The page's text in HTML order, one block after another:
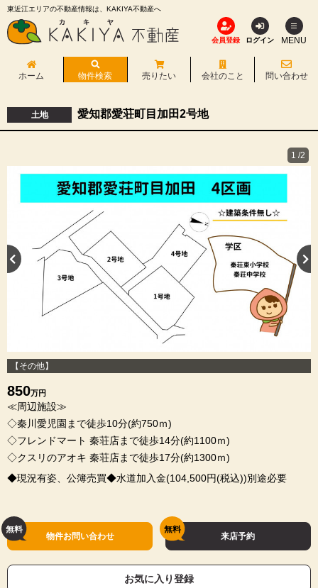
東近江エリアの不動産情報は、KAKIYA不動産へ
会員登録 ログイン MENU
ホーム 物件検索 売りたい 会社のこと 問い合わせ
土地 愛知郡愛荘町目加田2号地
1 /2
【その他】
850万円
≪周辺施設≫
◇秦川愛児園まで徒歩10分(約750ｍ)
◇フレンドマート 秦荘店まで徒歩14分(約1100ｍ)
◇クスリのアオキ 秦荘店まで徒歩17分(約1300ｍ)
◆現況有姿、公簿売買◆水道加入金(104,500円(税込))別途必要
物件お問い合わせ 来店予約
お気に入り登録